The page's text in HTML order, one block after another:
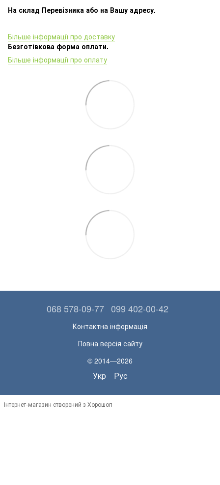
На склад Перевізника або на Вашу адресу.
Більше інформації про доставку
Безготівкова форма оплати.
Більше інформації про оплату
068 578-09-77 099 402-00-42
Контактна інформація
Повна версія сайту
© 2014—2026
Укр Рус
Інтернет-магазин створений з Хорошоп